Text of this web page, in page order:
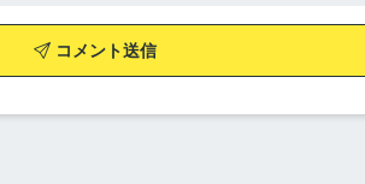
コメント送信